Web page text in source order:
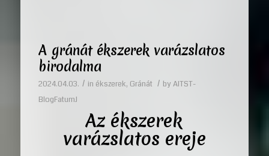
A gránát ékszerek varázslatos
birodalma
2024.04.03. / in ékszerek, Gránát / by AITST-
BlogFatumJ
Az ékszerek
varázslatos ereje